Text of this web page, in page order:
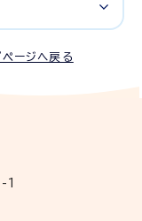
ページへ戻る
1